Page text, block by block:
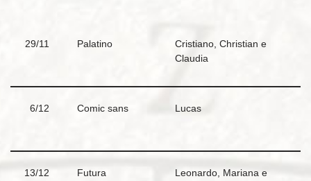
29/11 Palatino
Cristiano, Christian e
Claudia
6/12 Comic sans Lucas
13/12 Futura
Leonardo, Mariana e